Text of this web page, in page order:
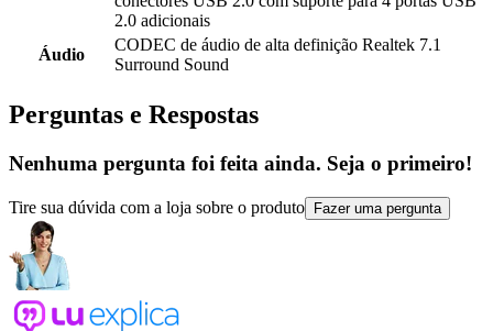
2.0 adicionais
Áudio
CODEC de áudio de alta definição Realtek 7.1
Surround Sound
Perguntas e Respostas
Nenhuma pergunta foi feita ainda. Seja o primeiro!
Tire sua dúvida com a loja sobre o produto Fazer uma pergunta